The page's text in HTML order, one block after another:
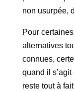
non usurpée,
Pour
alternatives
connues,
quand il
reste tout à